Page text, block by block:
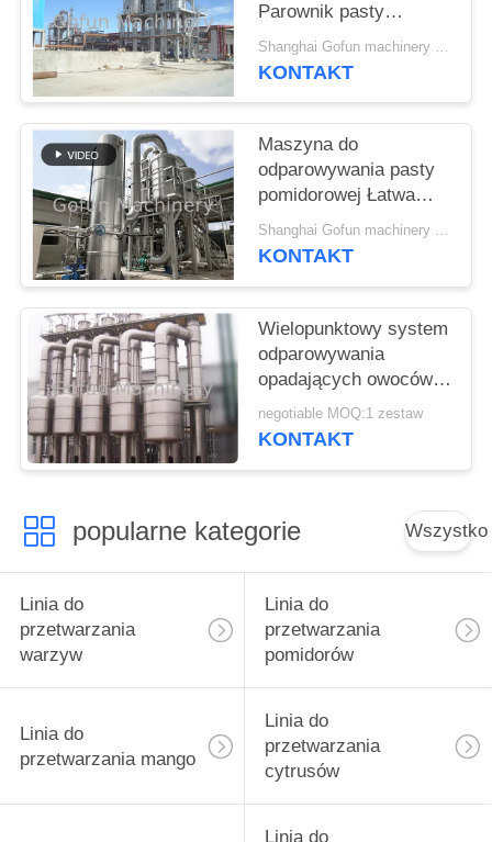
WYCENĘ
SITEMAP
POLITYKA
PRYWATNOŚCI
Parownik pasty
pomidorowej
Shanghai Gofun machinery company MOQ:1 zestaw
KONTAKT
Maszyna do
odparowywania pasty
pomidorowej Łatwa
obsługa 1000L / H -
35000L / H Wydajność
Shanghai Gofun machinery company MOQ:1 zestaw
KONTAKT
Wielopunktowy system
odparowywania
opadających owoców
do skondensowanego
mleka
negotiable MOQ:1 zestaw
KONTAKT
popularne kategorie Wszystko
Linia do
przetwarzania
warzyw
Linia do
przetwarzania
pomidorów
Linia do
przetwarzania mango
Linia do
przetwarzania
cytrusów
Linia do